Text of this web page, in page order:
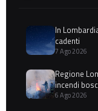
In
cadenti
7 Ago 2026
Regione
incendi
6 Ago 2026